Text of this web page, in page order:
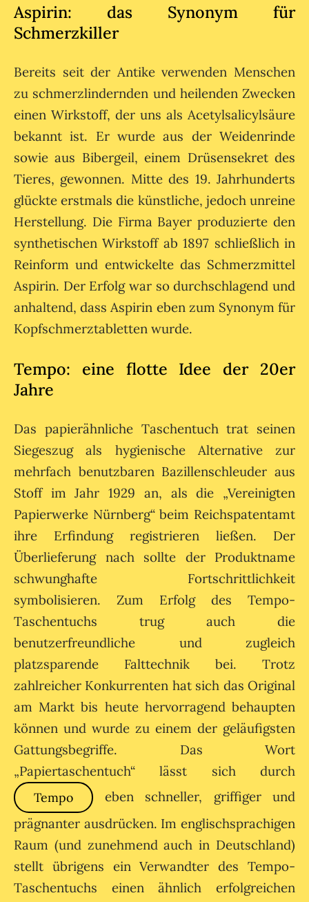
Aspirin: das Synonym für
Schmerzkiller
Bereits seit der Antike verwenden Menschen
zu schmerzlindernden und heilenden Zwecken
einen Wirkstoff, der uns als Acetylsalicylsäure
bekannt ist. Er wurde aus der Weidenrinde
sowie aus Bibergeil, einem Drüsensekret des
Tieres, gewonnen. Mitte des 19. Jahrhunderts
glückte erstmals die künstliche, jedoch unreine
Herstellung. Die Firma Bayer produzierte den
synthetischen Wirkstoff ab 1897 schließlich in
Reinform und entwickelte das Schmerzmittel
Aspirin. Der Erfolg war so durchschlagend und
anhaltend, dass Aspirin eben zum Synonym für
Kopfschmerztabletten wurde.
Tempo: eine flotte Idee der 20er
Jahre
Das papierähnliche Taschentuch trat seinen
Siegeszug als hygienische Alternative zur
mehrfach benutzbaren Bazillenschleuder aus
Stoff im Jahr 1929 an, als die „Vereinigten
Papierwerke Nürnberg“ beim Reichspatentamt
ihre Erfindung registrieren ließen. Der
Überlieferung nach sollte der Produktname
schwunghafte Fortschrittlichkeit
symbolisieren. Zum Erfolg des Tempo-
Taschentuchs trug auch die
benutzerfreundliche und zugleich
platzsparende Falttechnik bei. Trotz
zahlreicher Konkurrenten hat sich das Original
am Markt bis heute hervorragend behaupten
können und wurde zu einem der geläufigsten
Gattungsbegriffe. Das Wort
„Papiertaschentuch“ lässt sich durch
Tempo
eben schneller, griffiger und
prägnanter ausdrücken. Im englischsprachigen
Raum (und zunehmend auch in Deutschland)
stellt übrigens ein Verwandter des Tempo-
Taschentuchs einen ähnlich erfolgreichen